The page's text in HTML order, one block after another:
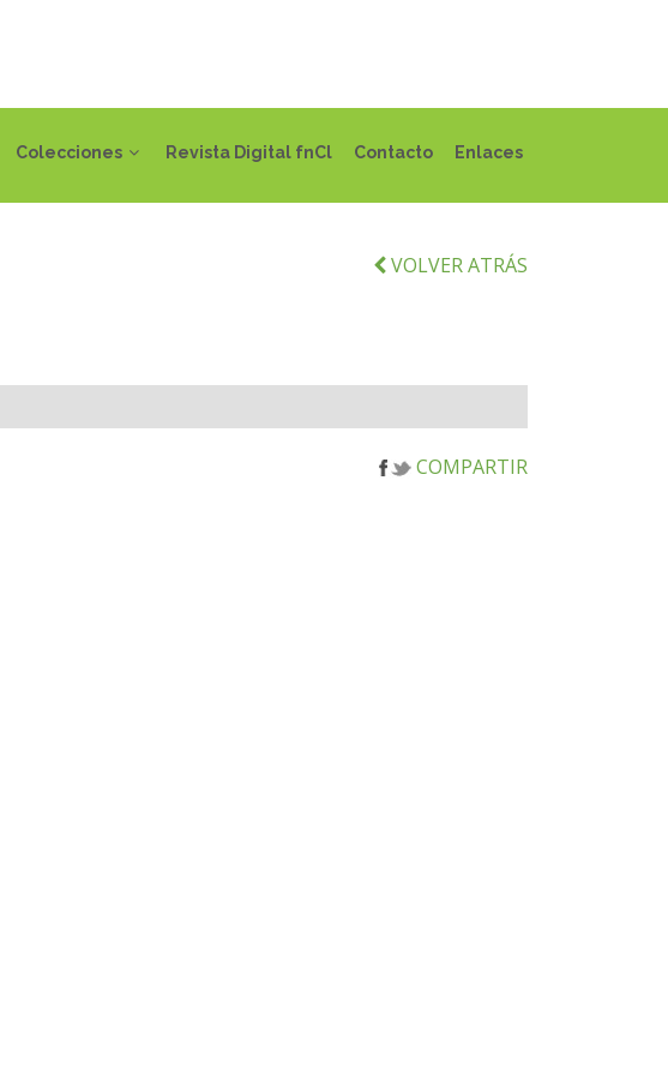
Colecciones Revista Digital fnCl Contacto Enlaces
VOLVER ATRÁS
COMPARTIR